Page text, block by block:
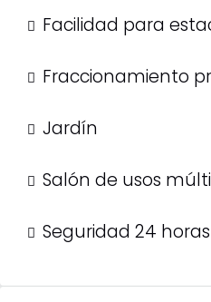
Facilidad para
Fraccionamiento
Jardín
Salón de usos
Seguridad 24 horas